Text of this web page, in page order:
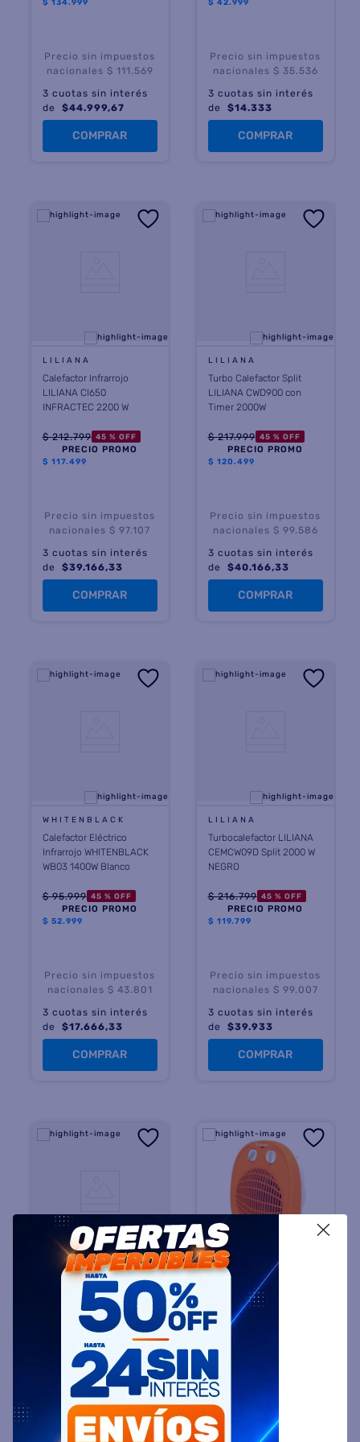
$ 134.999
Precio sin impuestos
nacionales $ 111.569
3 cuotas sin interés
de $44.999,67
COMPRAR
$ 42.999
Precio sin impuestos
nacionales $ 35.536
3 cuotas sin interés
de $14.333
COMPRAR
LILIANA
Calefactor Infrarrojo
LILIANA CI650
INFRACTEC 2200 W
$ 212.799 45 % OFF
PRECIO PROMO
$ 117.499
Precio sin impuestos
nacionales $ 97.107
3 cuotas sin interés
de $39.166,33
COMPRAR
LILIANA
Turbo Calefactor Split
LILIANA CWD900 con
Timer 2000W
$ 217.999 45 % OFF
PRECIO PROMO
$ 120.499
Precio sin impuestos
nacionales $ 99.586
3 cuotas sin interés
de $40.166,33
COMPRAR
WHITENBLACK
Calefactor Eléctrico
Infrarrojo WHITENBLACK
WB03 1400W Blanco
$ 95.999 45 % OFF
PRECIO PROMO
$ 52.999
Precio sin impuestos
nacionales $ 43.801
3 cuotas sin interés
de $17.666,33
COMPRAR
LILIANA
Turbocalefactor LILIANA
CEMCW09D Split 2000 W
NEGRO
$ 216.799 45 % OFF
PRECIO PROMO
$ 119.799
Precio sin impuestos
nacionales $ 99.007
3 cuotas sin interés
de $39.933
COMPRAR
LILIANA
Calefactor Electrico
LILIANA CEMCIG07B
Infrarrojo Spinhot
Oscilante 1400 Watts
799 45 % OFF
PRECIO PROMO
61.799
Precio sin impuestos
Caloventor Böher BH-
CAL01 1800W Naranja
$ 55
$ 30.799
Precio sin impuestos
X